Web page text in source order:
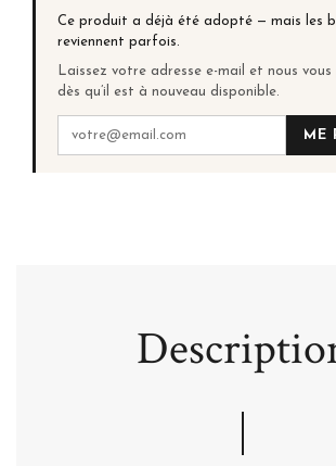
Ce produit a déjà été adopté — mais les
reviennent parfois.
Laissez votre adresse e-mail et nous vous
dès qu’il est à nouveau disponible.
ME